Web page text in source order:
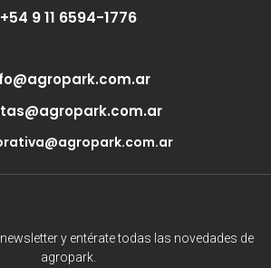
+54 9 11 6594-1776
y entérate todas las novedades de
agropark.